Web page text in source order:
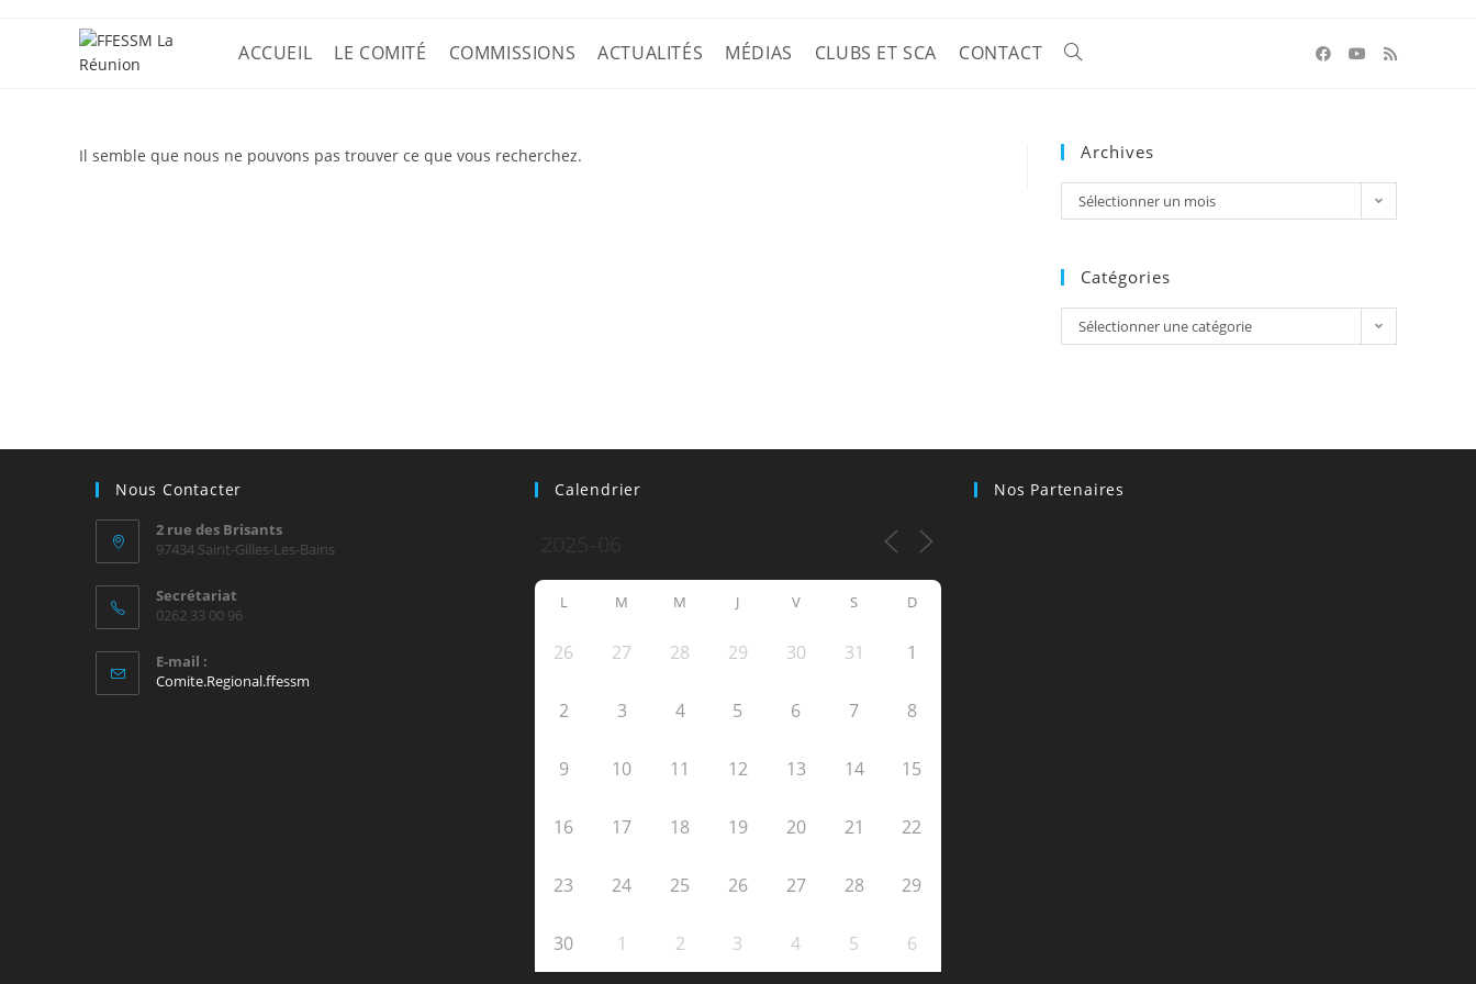
ACCUEIL LE COMITÉ COMMISSIONS ACTUALITÉS MÉDIAS CLUBS ET SCA CONTACT
Il semble que nous ne pouvons pas trouver ce que vous recherchez. Archives
Sélectionner un mois
Catégories
Sélectionner une catégorie
Nous Contacter
2 rue des Brisants
97434 Saint-Gilles-Les-Bains
Secrétariat
0262 33 00 96
E-mail :
Comite.Regional.ffessm
Calendrier
L M M J V S D
26 27 28 29 30 31 1
2 3 4 5 6 7 8
9 10 11 12 13 14 15
16 17 18 19 20 21 22
23 24 25 26 27 28 29
30 1 2 3 4 5 6
Nos Partenaires